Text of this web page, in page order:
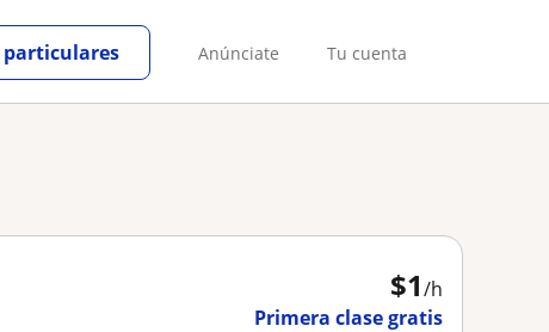
Anúnciate Tu cuenta
particulares
$1/h
Primera clase gratis